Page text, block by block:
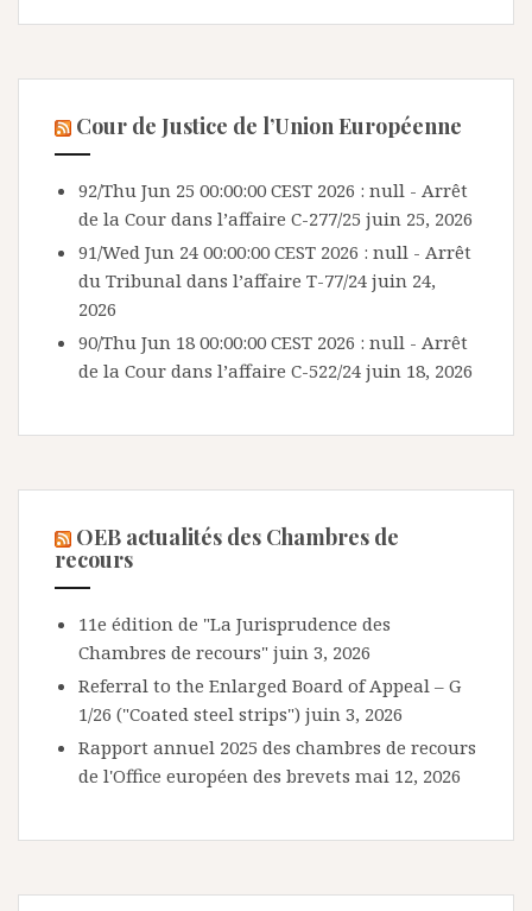
Cour de Justice de l’Union Européenne
92/Thu Jun 25 00:00:00 CEST 2026 : null - Arrêt
de la Cour dans l’affaire C-277/25 juin 25, 2026
91/Wed Jun 24 00:00:00 CEST 2026 : null - Arrêt
du Tribunal dans l’affaire T-77/24 juin 24,
2026
90/Thu Jun 18 00:00:00 CEST 2026 : null - Arrêt
de la Cour dans l’affaire C-522/24 juin 18, 2026
OEB actualités des Chambres de
recours
11e édition de "La Jurisprudence des
Chambres de recours" juin 3, 2026
Referral to the Enlarged Board of Appeal – G
1/26 ("Coated steel strips") juin 3, 2026
Rapport annuel 2025 des chambres de recours
de l'Office européen des brevets mai 12, 2026